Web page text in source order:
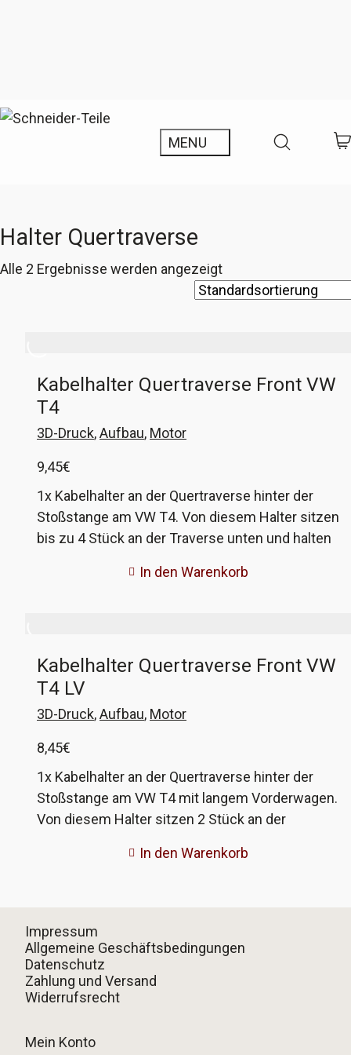
Halter Quertraverse
Alle 2 Ergebnisse werden angezeigt
Kabelhalter Quertraverse Front VW
T4
3D-Druck,Aufbau, Motor
9,45€
1x Kabelhalter an der Quertraverse hinter der
Stoßstange am VW T4. Von diesem Halter sitzen
bis zu 4 Stück an der Traverse unten und halten
verlegt sind. Durch das Alter sind diese Teile oft
gehalten werden, habe ich die Halter im 3D-
Druckverfahren nachgebaut. Die VW-
Vergleichsnummer ist 7D0 971 849.
In den Warenkorb
Kabelhalter Quertraverse Front VW
T4 LV
3D-Druck,Aufbau, Motor
8,45€
1x Kabelhalter an der Quertraverse hinter der
Stoßstange am VW T4 mit langem Vorderwagen.
Von diesem Halter sitzen 2 Stück an der
welche von links nach rechts verlegt sind. Durch
Reparaturfall an die Kabel muss, so auch bei mir.
Damit die Kabel aber weiterhin vernünftig
gehalten werden, habe ich die Halter im 3D-
Druckverfahren nachgebaut. Die VW-
In den Warenkorb
Impressum
Allgemeine Geschäftsbedingungen
Datenschutz
Zahlung und Versand
Widerrufsrecht
Mein Konto